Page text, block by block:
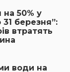
на 50% у
березня”:
втратять
води на